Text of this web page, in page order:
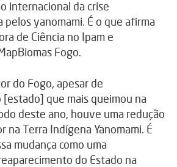
internacional da crise
yanomami. É o que afirma
de Ciência no Ipam e
Fogo.
do Fogo, apesar de
[estado] que mais queimou na
deste ano, houve uma redução
na Terra Indígena Yanomami. É
mudança como uma
do Estado na